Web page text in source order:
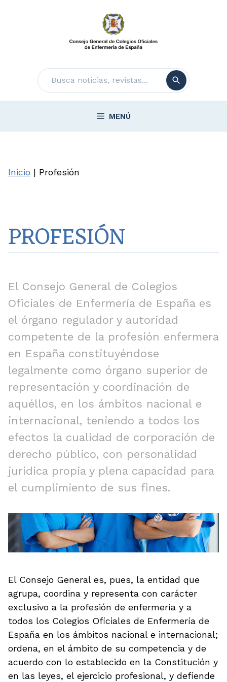
Buscar
MENÚ
Inicio | Profesión
PROFESIÓN
El Consejo General de Colegios
Oficiales de Enfermería de España es
el órgano regulador y autoridad
competente de la profesión enfermera
en España constituyéndose
legalmente como órgano superior de
representación y coordinación de
aquéllos, en los ámbitos nacional e
internacional, teniendo a todos los
efectos la cualidad de corporación de
derecho público, con personalidad
jurídica propia y plena capacidad para
el cumplimiento de sus fines.
El Consejo General es, pues, la entidad que
agrupa, coordina y representa con carácter
exclusivo a la profesión de enfermería y a
todos los Colegios Oficiales de Enfermería de
España en los ámbitos nacional e internacional;
ordena, en el ámbito de su competencia y de
acuerdo con lo establecido en la Constitución y
en las leyes, el ejercicio profesional, y defiende